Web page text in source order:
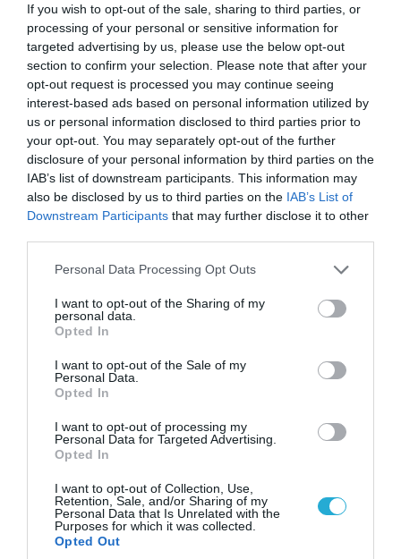
If you wish to opt-out of the sale, sharing to third parties, or
processing of your personal or sensitive information for
targeted advertising by us, please use the below opt-out
section to confirm your selection. Please note that after your
opt-out request is processed you may continue seeing
interest-based ads based on personal information utilized by
us or personal information disclosed to third parties prior to
your opt-out. You may separately opt-out of the further
disclosure of your personal information by third parties on the
IAB’s list of downstream participants. This information may
also be disclosed by us to third parties on the IAB’s List of
Downstream Participants that may further disclose it to other
Please note that this website/app uses one or more Google
not limited to your visit or usage behaviour. You may click to
grant or deny consent to Google and its third-party tags to
use your data for below specified purposes in below Google
consent section.
Personal Data Processing Opt Outs
I want to opt-out of the Sharing of my
personal data.
Opted In
I want to opt-out of the Sale of my
Personal Data.
Opted In
I want to opt-out of processing my
Personal Data for Targeted Advertising.
Opted In
I want to opt-out of Collection, Use,
Retention, Sale, and/or Sharing of my
Personal Data that Is Unrelated with the
Purposes for which it was collected.
Opted Out
«Οι εντελώς αθώοι»: Η ανάρτηση του Αρκά για
τα ζώα που χάθηκαν στις πυρκαγιές της
Αττικής (φωτο)